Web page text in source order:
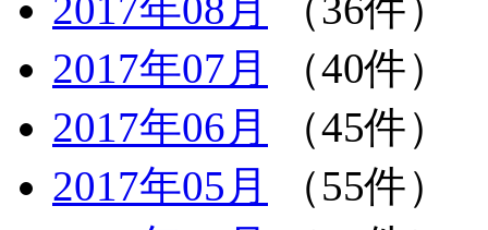
2017年07月
（40件）
2017年06月
（45件）
2017年05月
（55件）